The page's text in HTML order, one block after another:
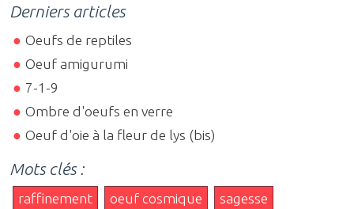
Derniers articles
Oeufs de reptiles
Oeuf amigurumi
7-1-9
Ombre d'oeufs en verre
Oeuf d'oie à la fleur de lys (bis)
Mots clés :
raffinement oeuf cosmique
sagesse